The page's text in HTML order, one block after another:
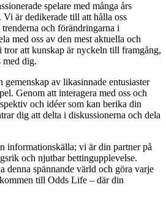
spelare med många års
Vi är dedikerade till att hålla oss
trenderna och förändringarna i
med oss av den mest aktuella och
att kunskap är nyckeln till framgång,
dig.
av likasinnade entusiaster
Genom att interagera med oss och
och idéer som kan berika din
dig att delta i diskussionerna och dela
informationskälla; vi är din partner på
och njutbar bettingupplevelse.
denna spännande värld och göra varje
till Odds Life – där din